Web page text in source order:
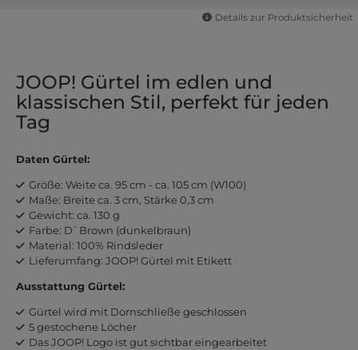
Details zur Produktsicherheit
JOOP! Gürtel im edlen und
klassischen Stil, perfekt für jeden
Tag
Daten Gürtel:
Größe: Weite ca. 95 cm - ca. 105 cm (W100)
Maße: Breite ca. 3 cm, Stärke 0,3 cm
Gewicht: ca. 130 g
Farbe: D`Brown (dunkelbraun)
Material: 100% Rindsleder
Lieferumfang: JOOP! Gürtel mit Etikett
Ausstattung Gürtel:
Gürtel wird mit Dornschließe geschlossen
5 gestochene Löcher
Das JOOP! Logo ist gut sichtbar eingearbeitet